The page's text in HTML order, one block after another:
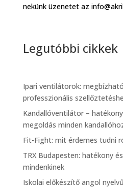
nekünk üzenetet az
Legutóbbi cikkek
Ipari ventilátorok:
professzionális
Kandallóventilátor –
megoldás minden
Fit-Fight: mit érdemes tudni
TRX Budapesten: hatékony
mindenkinek
Iskolai előkészítő angol